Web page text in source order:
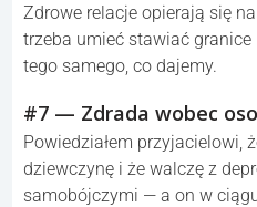
Zdrowe relacje opierają się
trzeba umieć stawiać
tego samego, co dajemy.
#7 — Zdrada wobec
Powiedziałem przyjacielowi,
dziewczynę i że walczę z
samobójczymi — a on w